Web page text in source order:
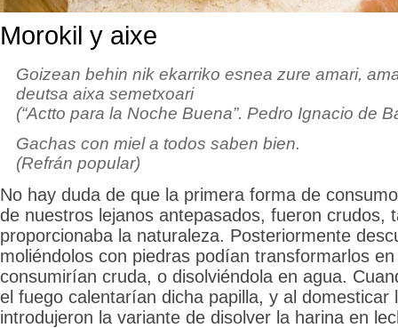
Morokil y aixe
Goizean behin nik ekarriko esnea zure amari,
deutsa aixa semetxoari
(“Actto para la Noche Buena”. Pedro Ignacio de
Gachas con miel a todos saben bien.
(Refrán popular)
No hay duda de que la primera forma de
de nuestros lejanos antepasados, fueron crudos,
proporcionaba la naturaleza. Posteriormente
moliéndolos con piedras podían transformarlos
consumirían cruda, o disolviéndola en agua.
el fuego calentarían dicha papilla, y al domesticar
introdujeron la variante de disolver la harina en